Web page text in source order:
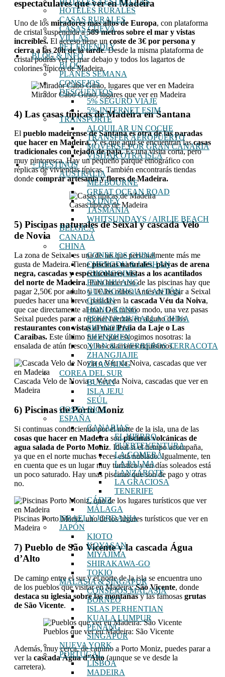
HOTELES RURALES
CASAS RURALES
CASAS CUEVA
VILLAS
PET FRIENDLY
BLOG & INFO
BLOG
PLANES SEMANA
CONSEJOS
DESCUENTOS
5% SEGURO VIAJE
5% INTERNET ESIM
TRANSPORTE
ALQUILAR UN COCHE
TRANSFER AEROPUERTO
MOVERSE POR GRAN CANARIA
VISITAR OTRA ISLA
+ DESTINOS
AUSTRALIA
MELBOURNE
GREAT OCEAN ROAD
SYDNEY
TASMANIA
WHITSUNDAYS / AIRLIE BEACH
BÉLGICA
CANADÁ
CHINA
CONSEJOS CHINA
CHENGDU & LESHAN
CHONGQING
FENGHUANG
GUANGZHOU / CANTÓN
GUILIN
HONG KONG
PEKIN & MURALLA CHINA
SHANGHAI
SHENZHEN
XIAN & GUERREROS TERRACOTA
ZHANGJIAJIE
ZHAOXING
COREA DEL SUR
BUSAN
ISLA JEJU
SEÚL
COSTA RICA
ESPAÑA
CANARIAS
EL HIERRO
FUERTEVENTURA
LA GOMERA
LA PALMA
LANZAROTE
LA GRACIOSA
TENERIFE
CÁDIZ
MÁLAGA
ISRAEL Y JORDANIA
JAPÓN
KIOTO
KOYASAN
MIYAJIMA
SHIRAKAWA-GO
TOKIO
MALASIA & SINGAPUR
CONSEJOS MALASIA
BORNEO
ISLAS PERHENTIAN
KUALA LUMPUR
PENANG
SINGAPUR
NUEVA YORK
PORTUGAL
LISBOA
MADEIRA
espectaculares que ver en Madeira
Uno de los miradores más altos de Europa, con plataforma
de cristal suspendida a589 metros sobre el mar y vistas
increíbles. El acceso tiene un coste de 3€ por persona y
cierra a las 20h de la tarde. Desde la misma plataforma de
cristal podrás ver el mar debajo y todos los lagartos de
colorines típicos de Madeira.
Mirador Cabo Girao, lugares que ver en Madeira
4) Las casas típicas de Madeira en Santana
El pueblo madeirense de Santana es otra de las paradas
que hacer en Madeira.Y es que aquí se encuentran lascasas
tradicionales con tejado de paja. Es una visita corta, pero
muy pintoresca. Hay un pequeño parque etnográfico con
réplicas de viviendas típicas. También encontrarás tiendas
donde comprar artesanía y flores de Madeira.
Casas típicas de Madeira
5) Piscinas naturales de Seixal y cascada Velo
de Novia
La zona de Seixal es una de las que personalmente más me
gusta de Madeira. Tienepiscinas naturales,playas de arena
negra, cascadas y espectaculares vistas a los acantilados
del norte de Madeira. Para hacer uso de las piscinas hay que
pagar 2,50€ por adulto y 1€ los niños. Antes de llegar a Seixal
puedes hacer una breve parada en la cascada Véu da Noiva,
que cae directamente al mar. Del mismo modo, una vez pasas
Seixal puedes parar a reponer fuerzas en alguno de los
restaurantes con vistas al mar Praia da Laje o Las
Caraibas. Este último fue el que escogimos nosotras: la
ensalada de atún fresco y los calamares riquísimos.
Cascada Velo de Novia o Véu da Noiva, cascadas que ver en
Madeira
6) Piscinas de Porto Moniz
Si continuas conduciendo por el norte de la isla, una de las
cosas que hacer en Madeira sonpiscinas volcánicas de
agua salada de Porto Moniz. Ideal si el tiempo acompaña,
ya que en el norte muchas veces está nublado. Igualmente, ten
en cuenta que es un lugar muy turístico y en días soleados está
un poco saturado. Hay unas piscinas que son de pago y otras
no.
Piscinas Porto Moniz, uno de los lugares turísticos que ver en
Madeira
7) Pueblo de São Vicente y la cascada Água
d’Alto
De camino entre el sur y el norte de la isla se encuentra uno
de los pueblos que visitar en Madeira:São Vicente, donde
destaca su iglesia sobre las montañasy las famosas grutas
de São Vicente.
Pueblos que ver en Madeira: São Vicente
Además, muy cerca, de camino a Porto Moniz, puedes parar a
ver la cascada Água d’Alto (aunque se ve desde la
carretera).